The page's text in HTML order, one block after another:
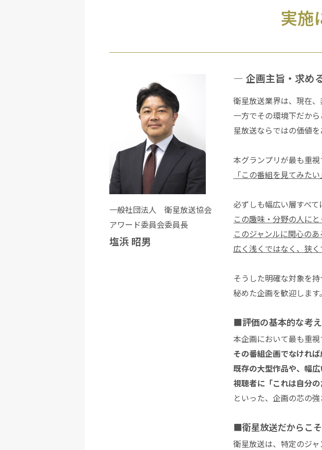
実施
― 企画主旨・求め
衛星放送業界は、現在、
一方でその環境下だか
星放送ならではの価値
本グランプリが最も重視
「この番組を見てみた
必ずしも幅広い層すべて
この趣味・分野の人に
このジャンルに関心の
広く浅くではなく、狭
そうした明確な対象を
秘めた企画を歓迎します。
■評価の基本的な考
本企画において最も重視
その番組企画でなけれ
既存の大型作品や、幅
視聴者に「これは自分
といった、企画の芯の強
■衛星放送だからこ
衛星放送は、特定のジ
一般社団法人 衛星放送協会
アワード委員会委員長
塩浜 昭男